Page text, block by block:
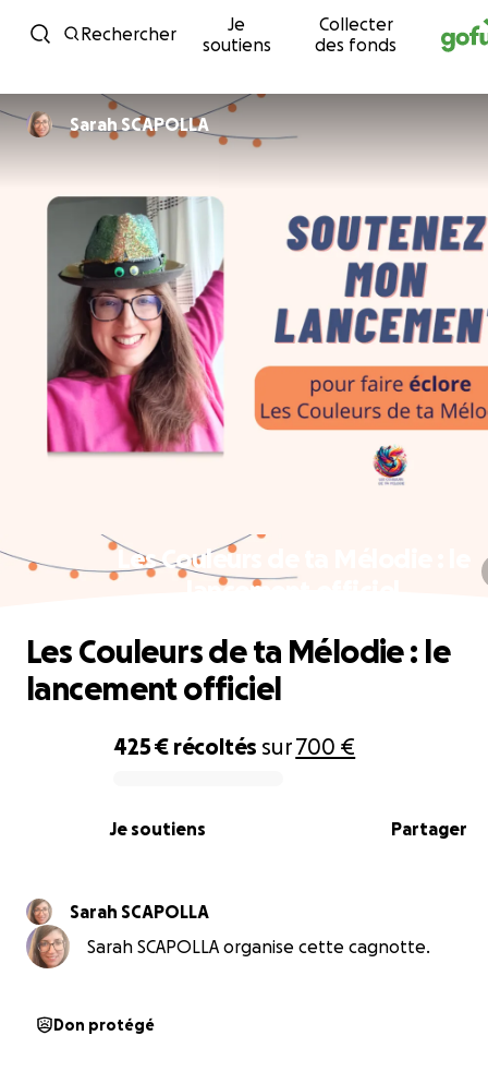
Passer au contenu
Rechercher
Je
soutiens
Collecter
des fonds
Sarah SCAPOLLA
Les Couleurs de ta Mélodie : le
lancement officiel
0% complete
425 € récoltés sur700 €
Partager
Je soutiens
Les Couleurs de ta Mélodie : le
lancement officiel
Sarah SCAPOLLA
Sarah SCAPOLLA organise cette cagnotte.
Don protégé